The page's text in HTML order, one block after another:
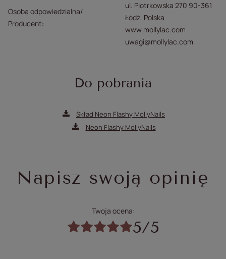
Osoba odpowiedzialna/
Producent
ul. Piotrkowska 270 90-361
Łódź, Polska
www.mollylac.com
uwagi@mollylac.com
Do pobrania
Skład Neon Flashy MollyNails
Neon Flashy MollyNails
Napisz swoją opinię
Twoja ocena:
5/5